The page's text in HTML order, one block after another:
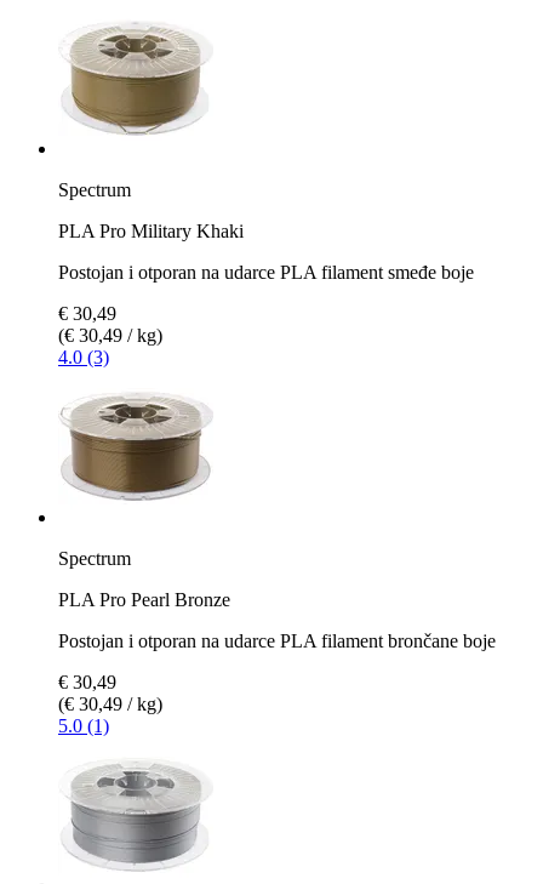
Spectrum
PLA Pro Military Khaki
Postojan i otporan na udarce PLA filament smeđe boje
€ 30,49
(€ 30,49 / kg)
4.0 (3)
Spectrum
PLA Pro Pearl Bronze
Postojan i otporan na udarce PLA filament brončane boje
€ 30,49
(€ 30,49 / kg)
5.0 (1)